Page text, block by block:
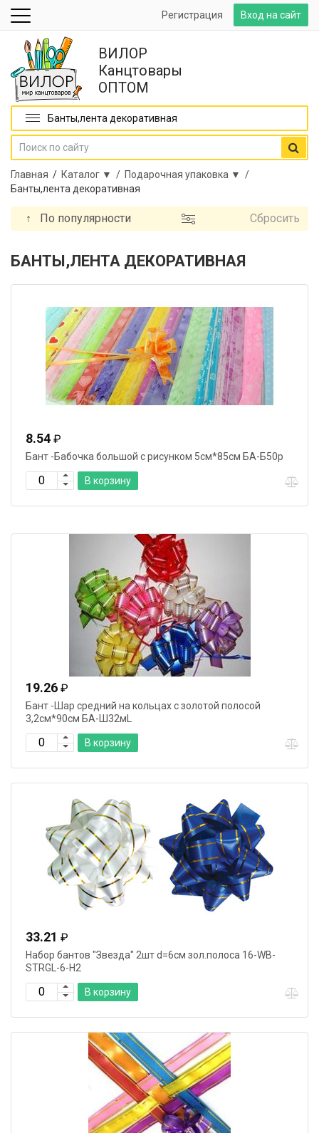
Вход на сайт
Регистрация
ВИЛОР
Канцтовары
ОПТОМ
Банты,лента декоративная
Главная / Каталог ▼ / Подарочная упаковка ▼ /
Банты,лента декоративная
↑ По популярности Сбросить
БАНТЫ,ЛЕНТА ДЕКОРАТИВНАЯ
8.54 ₽
Бант -Бабочка большой с рисунком 5см*85см БА-Б50р
В корзину
19.26 ₽
Бант -Шар средний на кольцах с золотой полосой
3,2см*90см БА-Ш32мL
В корзину
33.21 ₽
Набор бантов "Звезда" 2шт d=6см зол.полоса 16-WB-
STRGL-6-H2
В корзину